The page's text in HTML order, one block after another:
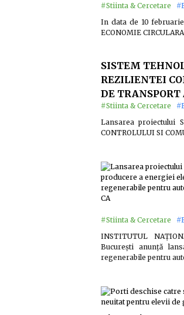
#Stiinta & Cercetare
In data de 10
ECONOMIE
SISTEM
REZILIENTEI
DE
#Stiinta & Cercetare
Lansarea proiectului
CONTROLULUI SI
#Stiinta & Cercetare
INSTITUTUL
București anunță
regenerabile pentru